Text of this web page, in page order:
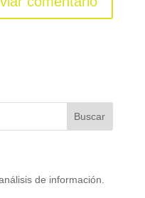
de información.